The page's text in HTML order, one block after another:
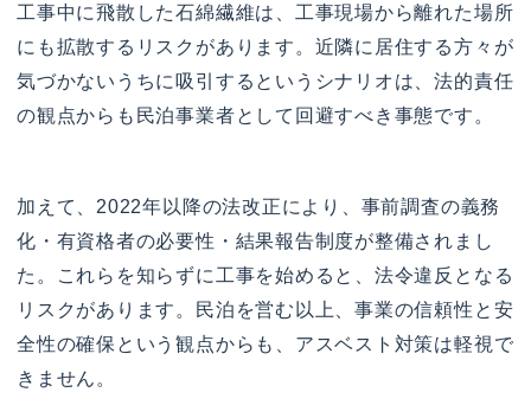
工事中に飛散した石綿繊維は、工事現場から離れた場所
にも拡散するリスクがあります。近隣に居住する方々が
気づかないうちに吸引するというシナリオは、法的責任
の観点からも民泊事業者として回避すべき事態です。
加えて、2022年以降の法改正により、事前調査の義務
化・有資格者の必要性・結果報告制度が整備されまし
た。これらを知らずに工事を始めると、法令違反となる
リスクがあります。民泊を営む以上、事業の信頼性と安
全性の確保という観点からも、アスベスト対策は軽視で
きません。